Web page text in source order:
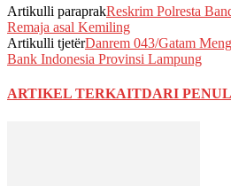
Artikulli paraprakReskrim Polresta
Remaja asal Kemiling
Artikulli tjetërDanrem 043/Gatam
Bank Indonesia Provinsi Lampung
ARTIKEL TERKAITDARI